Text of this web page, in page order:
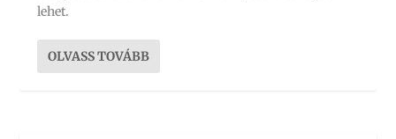
lehet.
OLVASS TOVÁBB